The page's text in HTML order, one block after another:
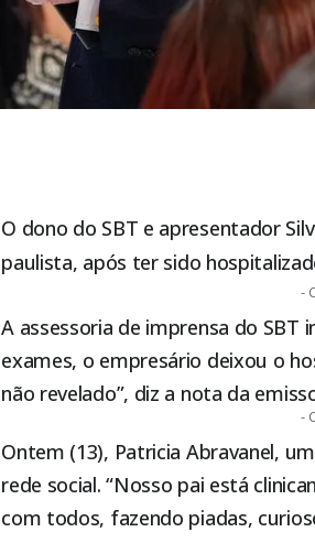
O dono do SBT e apresentador
paulista, após ter sido
-
A assessoria de imprensa do
exames, o empresário deixou o
não revelado”, diz a nota da
-
Ontem (13), Patricia Abravanel,
rede social. “Nosso pai está
com todos, fazendo piadas,